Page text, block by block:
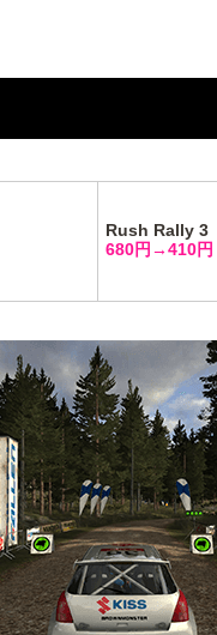
Rush Rally 3
680円→410円